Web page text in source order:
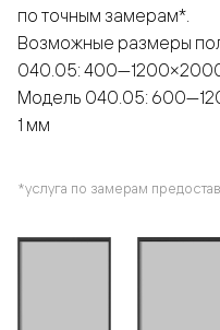
по точным замерам*.
Возможные размеры
040.05:
Модель 040.05:
1 мм
*услуга по замерам